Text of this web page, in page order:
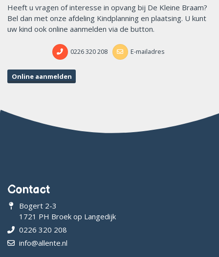
Heeft u vragen of interesse in opvang bij De Kleine Braam?
Bel dan met onze afdeling Kindplanning en plaatsing. U kunt
uw kind ook online aanmelden via de button.
0226 320 208 E-mailadres
Online aanmelden
Contact
Bogert 2-3
1721 PH Broek op Langedijk
0226 320 208
info@allente.nl